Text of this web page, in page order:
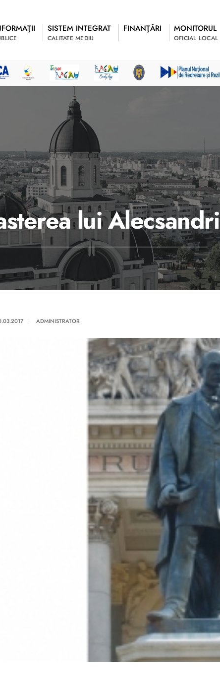
SISTEM INTEGRAT
CALITATE MEDIU
FINANȚĂRI MONITORUL
OFICIAL LOCAL
lui Alecsandri
| ADMINISTRATOR